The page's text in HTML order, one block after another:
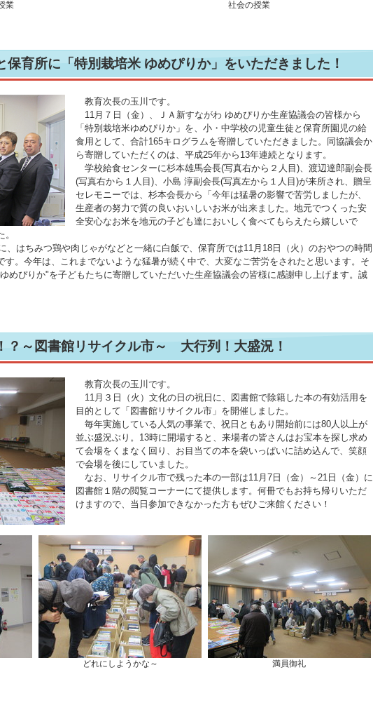
業 社会の授業
保育所に「特別栽培米 ゆめぴりか」をいただきました！
教育次長の玉川です。
11月７日（金）、ＪＡ新すながわ ゆめぴりか生産協議会の皆様から
「特別栽培米ゆめぴりか」を、小・中学校の児童生徒と保育所園児の給
食用として、合計165キログラムを寄贈していただきました。同協議会か
ら寄贈していただくのは、平成25年から13年連続となります。
学校給食センターに杉本雄馬会長(写真右から２人目)、渡辺達郎副会長
(写真右から１人目)、小島 淳副会長(写真左から１人目)が来所され、贈呈
セレモニーでは、杉本会長から「今年は猛暑の影響で苦労しましたが、
生産者の努力で質の良いおいしいお米が出来ました。地元でつくった安
全安心なお米を地元の子ども達においしく食べてもらえたら嬉しいで
はちみつ鶏や肉じゃがなどと一緒に白飯で、保育所では11月18日（火）のおやつの時間
す。今年は、これまでないような猛暑が続く中で、大変なご苦労をされたと思います。そ
めぴりか"を子どもたちに寄贈していただいた生産協議会の皆様に感謝申し上げます。誠
？～図書館リサイクル市～ 大行列！大盛況！
教育次長の玉川です。
11月３日（火）文化の日の祝日に、図書館で除籍した本の有効活用を
目的として「図書館リサイクル市」を開催しました。
毎年実施している人気の事業で、祝日ともあり開始前には80人以上が
並ぶ盛況ぶり。13時に開場すると、来場者の皆さんはお宝本を探し求め
て会場をくまなく回り、お目当ての本を袋いっぱいに詰め込んで、笑顔
で会場を後にしていました。
なお、リサイクル市で残った本の一部は11月7日（金）～21日（金）に
図書館１階の閲覧コーナーにて提供します。何冊でもお持ち帰りいただ
けますので、当日参加できなかった方もぜひご来館ください！
どれにしようかな～ 満員御礼